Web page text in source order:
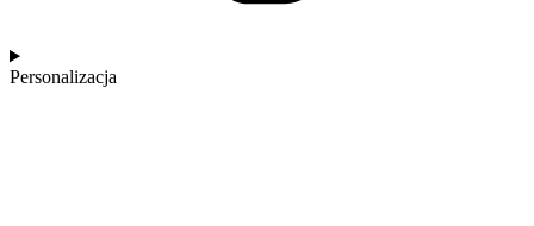
Personalizacja